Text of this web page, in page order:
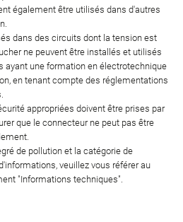
également être utilisés dans d'autres
dans des circuits dont la tension est
ne peuvent être installés et utilisés
ayant une formation en électrotechnique
en tenant compte des réglementations
appropriées doivent être prises par
que le connecteur ne peut pas être
de pollution et la catégorie de
veuillez vous référer au
"Informations techniques".